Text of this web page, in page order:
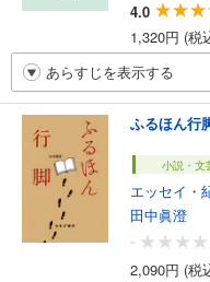
4.0
1,320円 (税
あらすじを表示する
ふるほん行
小説・文
エッセイ・
田中眞澄
-
2,090円 (税